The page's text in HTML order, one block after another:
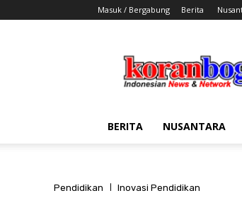
Masuk / Bergabung Berita
BERITA NUSANTARA
Pendidikan Inovasi Pendidikan